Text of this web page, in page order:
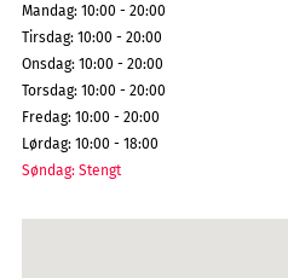
Mandag: 10:00 - 20:00
Tirsdag: 10:00 - 20:00
Onsdag: 10:00 - 20:00
Torsdag: 10:00 - 20:00
Fredag: 10:00 - 20:00
Lørdag: 10:00 - 18:00
Søndag: Stengt